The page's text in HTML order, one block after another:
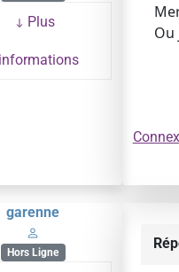
Plus
Ou
garenne
Hors Ligne